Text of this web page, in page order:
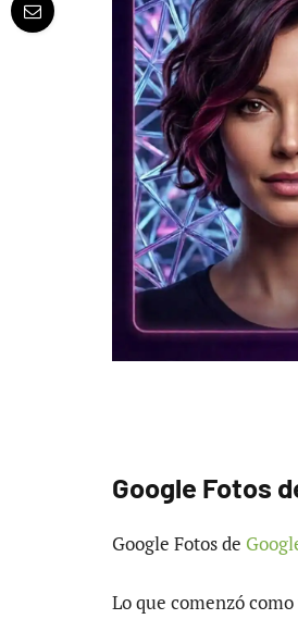
Google Fotos
Google Fotos de
Lo que comenzó